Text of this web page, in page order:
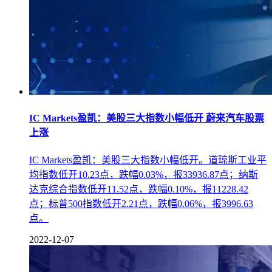
IC Markets盈凯：美股三大指数小幅低开 蔚来汽车股票
上涨
IC Markets盈凯：美股三大指数小幅低开。道琼斯工业平
均指数低开10.23点，跌幅0.03%，报33936.87点；纳斯
达克综合指数低开11.52点，跌幅0.10%，报11228.42
点；标普500指数低开2.21点，跌幅0.06%，报3996.63
点。
2022-12-07